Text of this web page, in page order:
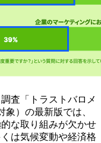
査「トラストバロメ
象）の最新版では、
な取り組みが欠かせ
は気候変動や経済格